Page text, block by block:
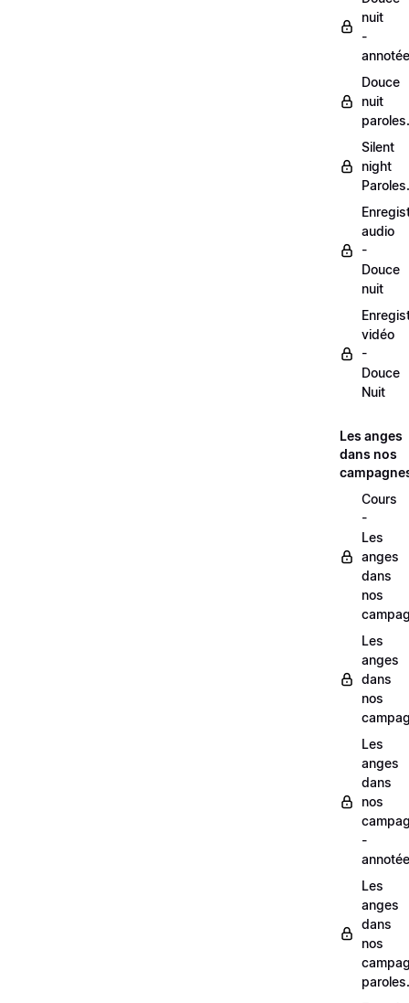
nuit
-
Douce
nuit
Silent
night
audio
-
Douce
nuit
vidéo
-
Douce
Nuit
Les anges
dans nos
Cours
-
Les
anges
dans
nos
Les
anges
dans
nos
Les
anges
dans
nos
-
Les
anges
dans
nos